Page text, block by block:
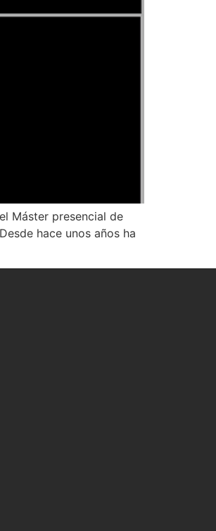
Máster presencial de
hace unos años ha